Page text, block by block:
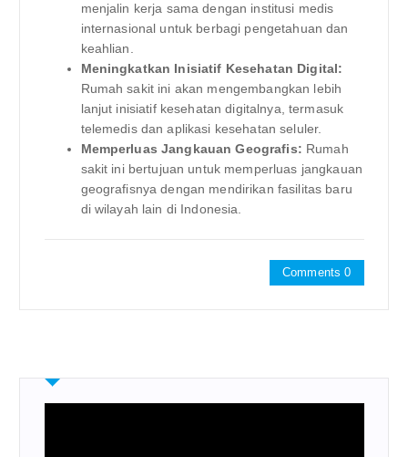
menjalin kerja sama dengan institusi medis
internasional untuk berbagi pengetahuan dan
keahlian.
Meningkatkan Inisiatif Kesehatan Digital:
Rumah sakit ini akan mengembangkan lebih
lanjut inisiatif kesehatan digitalnya, termasuk
telemedis dan aplikasi kesehatan seluler.
Memperluas Jangkauan Geografis: Rumah
sakit ini bertujuan untuk memperluas jangkauan
geografisnya dengan mendirikan fasilitas baru
di wilayah lain di Indonesia.
Comments 0